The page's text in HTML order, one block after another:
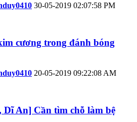
30-05-2019 02:07:58 PM
cương trong đánh bóng
20-05-2019 09:22:08 AM
Dĩ An] Cần tìm chỗ làm bệ